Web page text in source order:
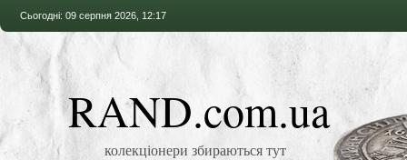
Сьогодні: 09 серпня 2026, 12:17
RAND.com.ua
колекціонери збираються тут